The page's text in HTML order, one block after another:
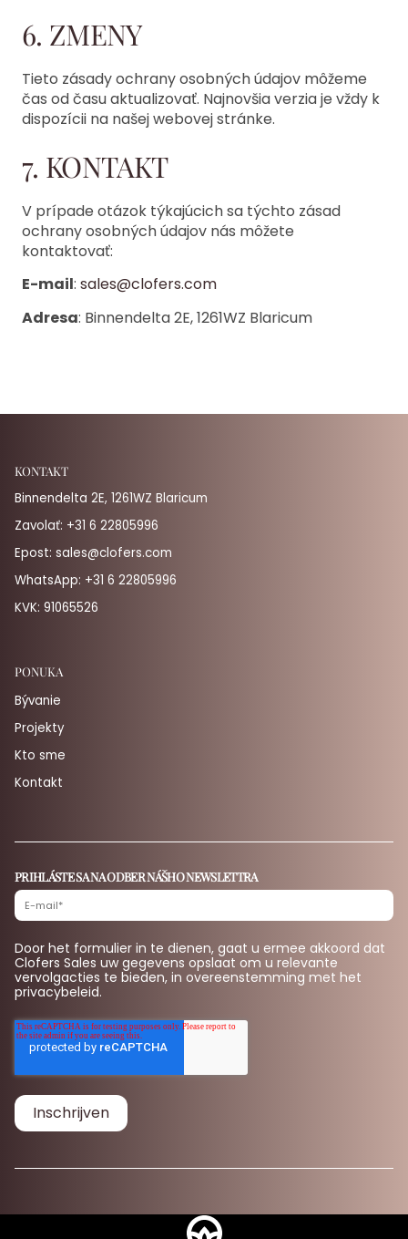
6. ZMENY
Tieto zásady ochrany osobných údajov môžeme
čas od času aktualizovať. Najnovšia verzia je vždy k
dispozícii na našej webovej stránke.
7. KONTAKT
V prípade otázok týkajúcich sa týchto zásad
ochrany osobných údajov nás môžete
kontaktovať:
E-mail: sales@clofers.com
Adresa: Binnendelta 2E, 1261WZ Blaricum
KONTAKT
Binnendelta 2E, 1261WZ Blaricum
Zavolať: +31 6 22805996
Epost: sales@clofers.com
WhatsApp: +31 6 22805996
KVK: 91065526
PONUKA
Bývanie
Projekty
Kto sme
Kontakt
PRIHLÁSTE SA NA ODBER NÁŠHO NEWSLETTRA
Door het formulier in te dienen, gaat u ermee akkoord dat
Clofers Sales uw gegevens opslaat om u relevante
vervolgacties te bieden, in overeenstemming met het
privacybeleid.